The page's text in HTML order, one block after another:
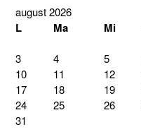
august 2026
L Ma Mi
3
4 5
10
11 12
17
18 19
24
25 26
31